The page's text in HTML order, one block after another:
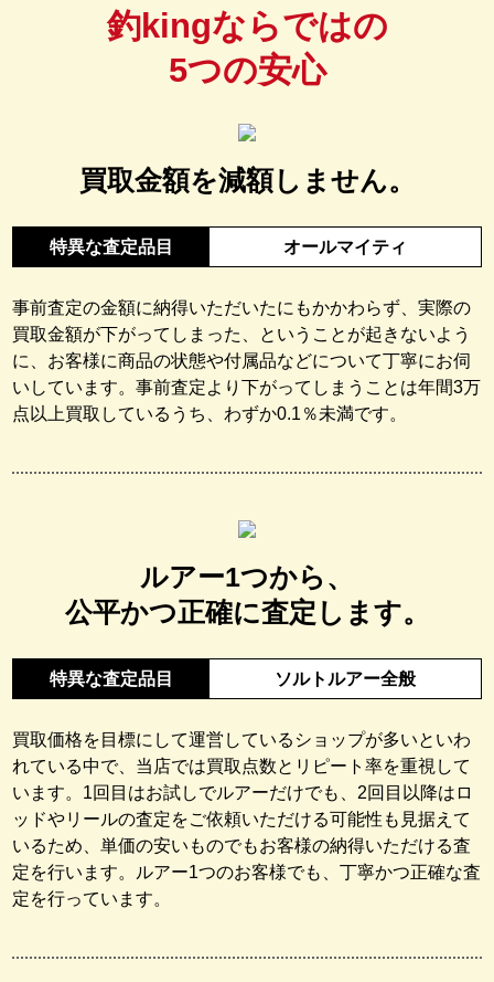
釣kingならではの
5つの安心
買取金額を減額しません。
特異な査定品目 オールマイティ
事前査定の金額に納得いただいたにもかかわらず、実際の
買取金額が下がってしまった、ということが起きないよう
に、お客様に商品の状態や付属品などについて丁寧にお伺
いしています。事前査定より下がってしまうことは年間3万
点以上買取しているうち、わずか0.1％未満です。
ルアー1つから、
公平かつ正確に査定します。
特異な査定品目 ソルトルアー全般
買取価格を目標にして運営しているショップが多いといわ
れている中で、当店では買取点数とリピート率を重視して
います。1回目はお試しでルアーだけでも、2回目以降はロ
ッドやリールの査定をご依頼いただける可能性も見据えて
いるため、単価の安いものでもお客様の納得いただける査
定を行います。ルアー1つのお客様でも、丁寧かつ正確な査
定を行っています。